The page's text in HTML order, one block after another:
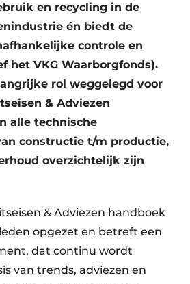
en recycling in de
én biedt de
controle en
het VKG Waarborgfonds).
rol weggelegd voor
& Adviezen
alle technische
constructie t/m productie,
overzichtelijk zijn
& Adviezen handboek
opgezet en betreft een
dat continu wordt
van trends, adviezen en